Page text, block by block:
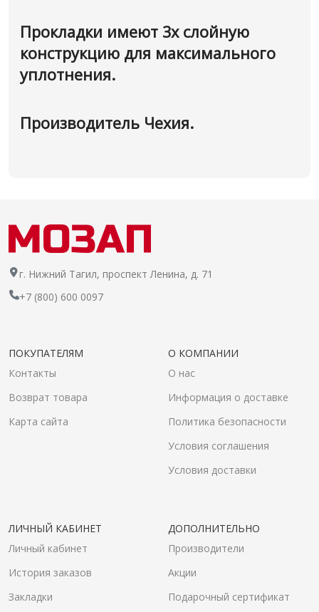
Прокладки имеют 3х слойную
конструкцию для максимального
уплотнения.
Производитель Чехия.
г. Нижний Тагил, проспект Ленина, д. 71
+7 (800) 600 0097
ПОКУПАТЕЛЯМ
Контакты
Возврат товара
Карта сайта
О КОМПАНИИ
О нас
Информация о доставке
Политика безопасности
Условия соглашения
Условия доставки
ЛИЧНЫЙ КАБИНЕТ
Личный кабинет
История заказов
Закладки
ДОПОЛНИТЕЛЬНО
Производители
Акции
Подарочный сертификат